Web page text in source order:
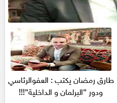
طارق رمضان يكتب : العفوالرئاسي
ودور ”البرلمان و الداخلية”!!!